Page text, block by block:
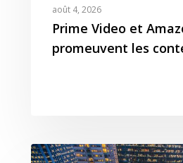
août 4, 2026
Prime Video et
promeuvent les